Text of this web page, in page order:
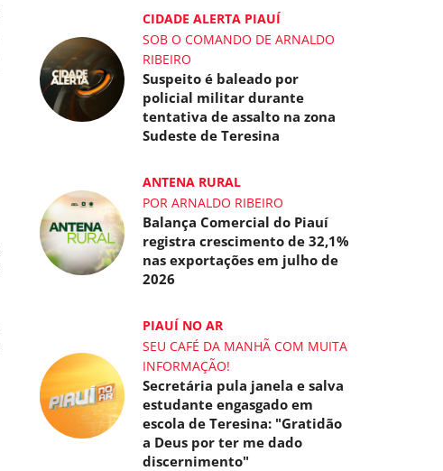
CIDADE ALERTA PIAUÍ
SOB O COMANDO DE ARNALDO
RIBEIRO
Suspeito é baleado por
policial militar durante
tentativa de assalto na zona
Sudeste de Teresina
ANTENA RURAL
POR ARNALDO RIBEIRO
Balança Comercial do Piauí
registra crescimento de 32,1%
nas exportações em julho de
2026
PIAUÍ NO AR
SEU CAFÉ DA MANHÃ COM MUITA
INFORMAÇÃO!
Secretária pula janela e salva
estudante engasgado em
escola de Teresina: "Gratidão
a Deus por ter me dado
discernimento"